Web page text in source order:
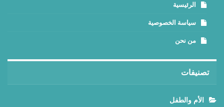
الرئيسية
سياسة الخصوصية
من نحن
تصنيفات
الأم والطفل